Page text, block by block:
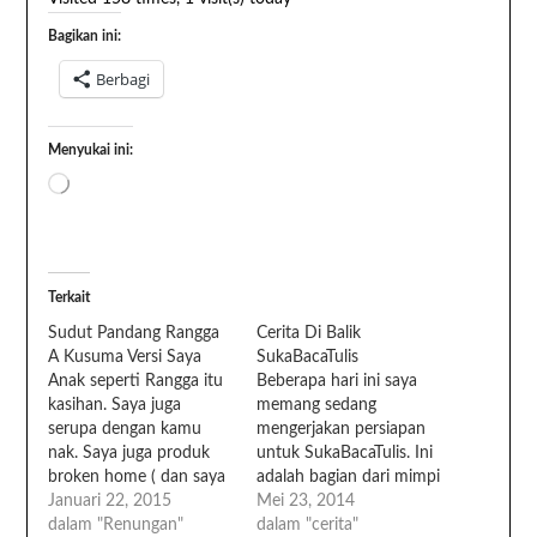
Bagikan ini:
Berbagi
Menyukai ini:
Terkait
Sudut Pandang Rangga
A Kusuma Versi Saya
Anak seperti Rangga itu
kasihan. Saya juga
serupa dengan kamu
nak. Saya juga produk
broken home ( dan saya
baru menyadarinya).
Hanya saja, saya masih
Januari 22, 2015
dalam "Renungan"
Cerita Di Balik
SukaBacaTulis
Beberapa hari ini saya
memang sedang
mengerjakan persiapan
untuk SukaBacaTulis. Ini
adalah bagian dari mimpi
saya yang tertunda
sekian lama. Entah
Mei 23, 2014
dalam "cerita"